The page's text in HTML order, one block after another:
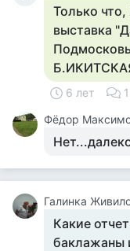
Только
выставка
6 лет 1
Фёдор
Галинка
Какие
баклажаны